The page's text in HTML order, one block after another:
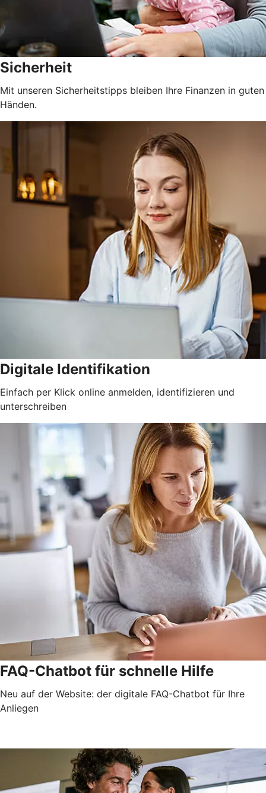
Sicherheit
Mit unseren Sicherheitstipps bleiben Ihre Finanzen in guten
Händen.
Digitale Identifikation
Einfach per Klick online anmelden, identifizieren und
unterschreiben
FAQ-Chatbot für schnelle Hilfe
Neu auf der Website: der digitale FAQ-Chatbot für Ihre
Anliegen